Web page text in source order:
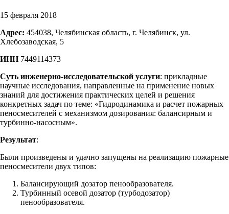
15 февраля 2018
Адрес: 454038, Челябинская область, г. Челябинск, ул.
Хлебозаводская, 5
ИНН7449114373
Суть инженерно-исследовательской услуги: прикладные
научные исследования, направленные на применение новых
знаний для достижения практических целей и решения
конкретных задач по теме: «Гидродинамика и расчет пожарных
пеносмесителей с механизмом дозирования: балансирным и
турбинно-насосным».
Результат:
Были произведены и удачно запущены на реализацию пожарные
пеносмесители двух типов:
Балансирующий дозатор пенообразователя.
Турбинный осевой дозатор (турбодозатор)
пенообразователя.